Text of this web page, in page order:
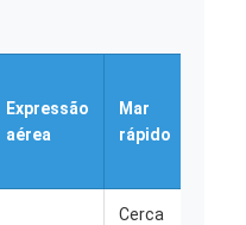
Expressão
aérea
Mar
rápido
Cerca